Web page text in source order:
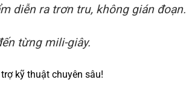
diễn ra trơn tru, không gián đoạn.
từng mili-giây.
kỹ thuật chuyên sâu!